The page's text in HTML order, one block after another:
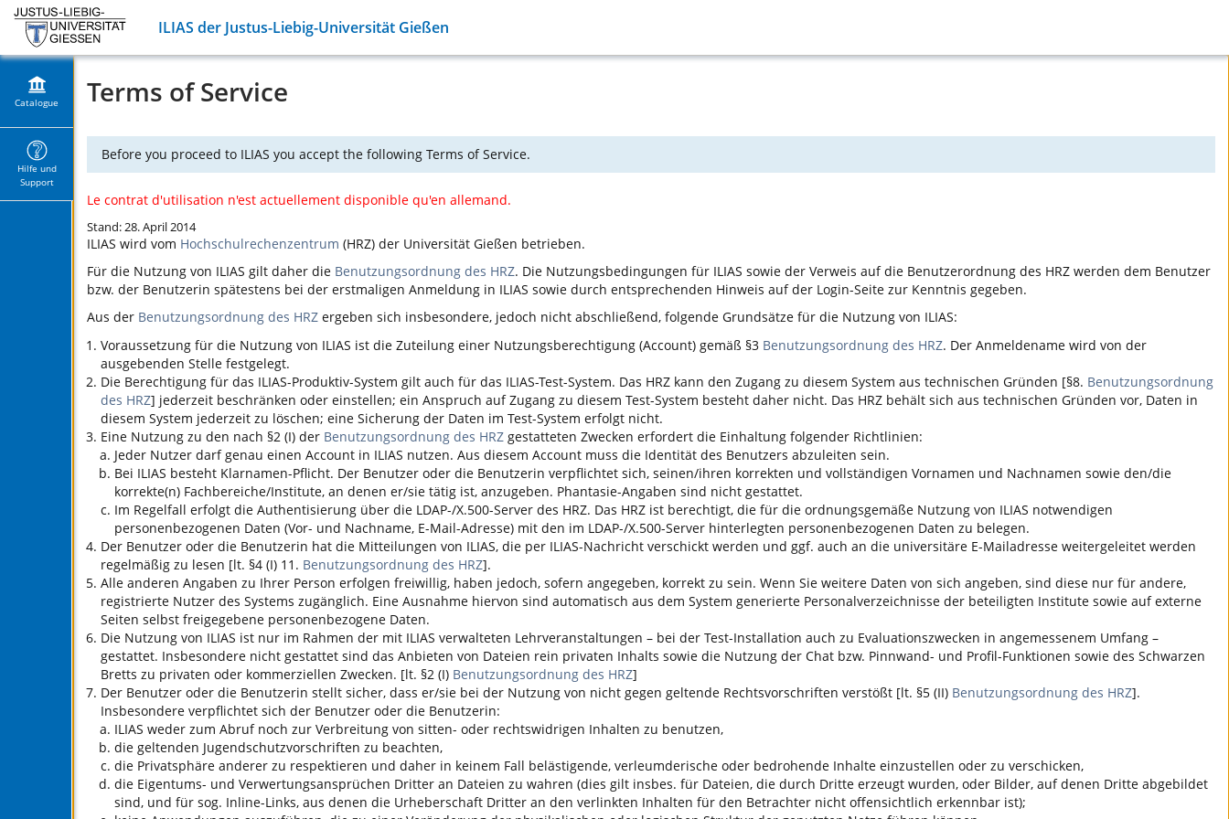
ILIAS der Justus-Liebig-Universität Gießen
Catalogue
Hilfe und
Support
Terms of Service
Before you proceed to ILIAS you accept the following Terms of Service.
Le contrat d'utilisation n'est actuellement disponible qu'en allemand.
Stand: 28. April 2014
ILIAS wird vom Hochschulrechenzentrum (HRZ) der Universität Gießen betrieben.
Für die Nutzung von ILIAS gilt daher die Benutzungsordnung des HRZ. Die Nutzungsbedingungen für ILIAS sowie der Verweis auf die Benutzerordnung des HRZ werden dem Benutzer
bzw. der Benutzerin spätestens bei der erstmaligen Anmeldung in ILIAS sowie durch entsprechenden Hinweis auf der Login-Seite zur Kenntnis gegeben.
Aus der Benutzungsordnung des HRZ ergeben sich insbesondere, jedoch nicht abschließend, folgende Grundsätze für die Nutzung von ILIAS:
Voraussetzung für die Nutzung von ILIAS ist die Zuteilung einer Nutzungsberechtigung (Account) gemäß §3 Benutzungsordnung des HRZ. Der Anmeldename wird von der
ausgebenden Stelle festgelegt.
Die Berechtigung für das ILIAS-Produktiv-System gilt auch für das ILIAS-Test-System. Das HRZ kann den Zugang zu diesem System aus technischen Gründen [§8. Benutzungsordnung
des HRZ] jederzeit beschränken oder einstellen; ein Anspruch auf Zugang zu diesem Test-System besteht daher nicht. Das HRZ behält sich aus technischen Gründen vor, Daten in
diesem System jederzeit zu löschen; eine Sicherung der Daten im Test-System erfolgt nicht.
Eine Nutzung zu den nach §2 (I) der Benutzungsordnung des HRZ gestatteten Zwecken erfordert die Einhaltung folgender Richtlinien:
Jeder Nutzer darf genau einen Account in ILIAS nutzen. Aus diesem Account muss die Identität des Benutzers abzuleiten sein.
Bei ILIAS besteht Klarnamen-Pflicht. Der Benutzer oder die Benutzerin verpflichtet sich, seinen/ihren korrekten und vollständigen Vornamen und Nachnamen sowie den/die
korrekte(n) Fachbereiche/Institute, an denen er/sie tätig ist, anzugeben. Phantasie-Angaben sind nicht gestattet.
Im Regelfall erfolgt die Authentisierung über die LDAP-/X.500-Server des HRZ. Das HRZ ist berechtigt, die für die ordnungsgemäße Nutzung von ILIAS notwendigen
personenbezogenen Daten (Vor- und Nachname, E-Mail-Adresse) mit den im LDAP-/X.500-Server hinterlegten personenbezogenen Daten zu belegen.
Der Benutzer oder die Benutzerin hat die Mitteilungen von ILIAS, die per ILIAS-Nachricht verschickt werden und ggf. auch an die universitäre E-Mailadresse weitergeleitet werden
regelmäßig zu lesen [lt. §4 (I) 11. Benutzungsordnung des HRZ].
Alle anderen Angaben zu Ihrer Person erfolgen freiwillig, haben jedoch, sofern angegeben, korrekt zu sein. Wenn Sie weitere Daten von sich angeben, sind diese nur für andere,
registrierte Nutzer des Systems zugänglich. Eine Ausnahme hiervon sind automatisch aus dem System generierte Personalverzeichnisse der beteiligten Institute sowie auf externe
Seiten selbst freigegebene personenbezogene Daten.
Die Nutzung von ILIAS ist nur im Rahmen der mit ILIAS verwalteten Lehrveranstaltungen – bei der Test-Installation auch zu Evaluationszwecken in angemessenem Umfang –
gestattet. Insbesondere nicht gestattet sind das Anbieten von Dateien rein privaten Inhalts sowie die Nutzung der Chat bzw. Pinnwand- und Profil-Funktionen sowie des Schwarzen
Bretts zu privaten oder kommerziellen Zwecken. [lt. §2 (I) Benutzungsordnung des HRZ]
Der Benutzer oder die Benutzerin stellt sicher, dass er/sie bei der Nutzung von nicht gegen geltende Rechtsvorschriften verstößt [lt. §5 (II) Benutzungsordnung des HRZ].
Insbesondere verpflichtet sich der Benutzer oder die Benutzerin:
ILIAS weder zum Abruf noch zur Verbreitung von sitten- oder rechtswidrigen Inhalten zu benutzen,
die geltenden Jugendschutzvorschriften zu beachten,
die Privatsphäre anderer zu respektieren und daher in keinem Fall belästigende, verleumderische oder bedrohende Inhalte einzustellen oder zu verschicken,
die Eigentums- und Verwertungsansprüchen Dritter an Dateien zu wahren (dies gilt insbes. für Dateien, die durch Dritte erzeugt wurden, oder Bilder, auf denen Dritte abgebildet
sind, und für sog. Inline-Links, aus denen die Urheberschaft Dritter an den verlinkten Inhalten für den Betrachter nicht offensichtlich erkennbar ist);